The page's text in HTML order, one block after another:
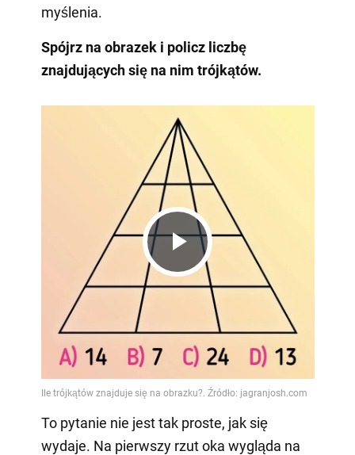
myślenia.
Spójrz na obrazek i policz liczbę
znajdujących się na nim trójkątów.
Play
Video
To pytanie nie jest tak proste, jak się
wydaje. Na pierwszy rzut oka wygląda na